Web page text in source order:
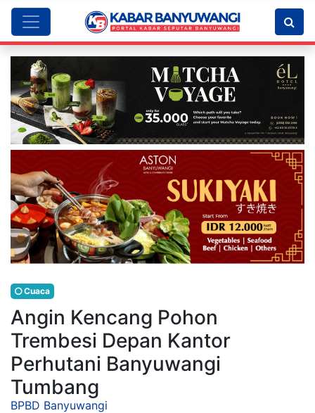
Cuaca
Angin Kencang Pohon
Trembesi Depan Kantor
Perhutani Banyuwangi
Tumbang
BPBD Banyuwangi